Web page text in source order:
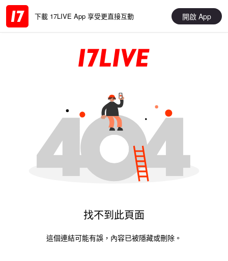
下載 17LIVE App 享受更直接互動 開啟 App
找不到此頁面
這個連結可能有誤，內容已被隱藏或刪除。